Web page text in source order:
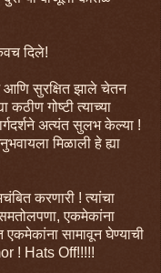
दिले!
आणि सुरक्षित झाले चेतन
गोष्टी त्याच्या
अत्यंत सुलभ केल्या !
मिळाली हे ह्या
करणारी ! त्यांचा
एकमेकांना
एकमेकांना सामावून घेण्याची
! Hats Off!!!!!